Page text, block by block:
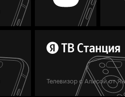
Телевизор с Алисой от